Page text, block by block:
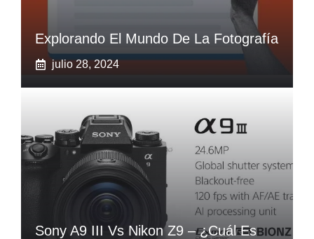
Explorando El Mundo De La Fotografía
julio 28, 2024
Sony A9 III Vs‌ Nikon Z9 – ¿Cuál Es